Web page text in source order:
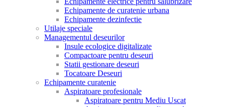
Echipamente de curatenie urbana
Echipamente dezinfectie
Utilaje speciale
Managementul deseurilor
Insule ecologice digitalizate
Compactoare pentru deseuri
Statii gestionare deseuri
Tocatoare Deseuri
Echipamente curatenie
Aspiratoare profesionale
Aspiratoare pentru Mediu Uscat